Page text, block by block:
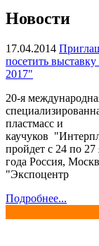
Плёночный
45, KMH-55
Новости
17.04.2014
посетить
2017"
20-я
пластмасс и
каучуков
пройдет с 24 по 27
года Россия,
"Экспоцентр
Подробнее...